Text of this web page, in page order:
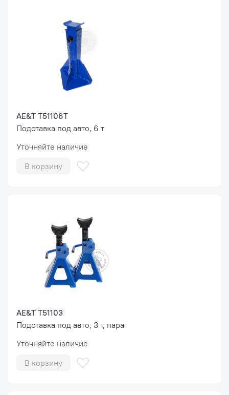
AE&T T51106T
Подставка под авто, 6 т
Уточняйте наличие
В корзину
AE&T T51103
Подставка под авто, 3 т, пара
Уточняйте наличие
В корзину